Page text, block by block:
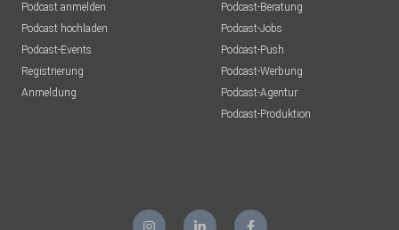
Podcast anmelden
Podcast hochladen
Podcast-Events
Registrierung
Anmeldung
Podcast-Beratung
Podcast-Jobs
Podcast-Push
Podcast-Werbung
Podcast-Agentur
Podcast-Produktion